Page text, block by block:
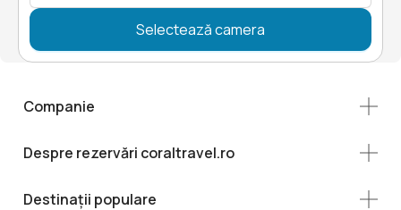
Selectează camera
Companie
Despre rezervări coraltravel.ro
Destinații populare